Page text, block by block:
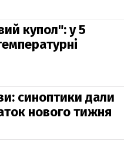
купол": у 5
синоптики дали
нового тижня